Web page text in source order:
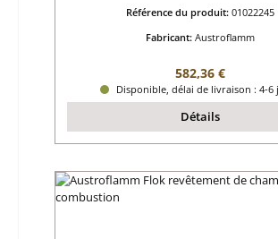
Référence du produit: 01022245
Fabricant: Austroflamm
Prix régulier :
582,36 €
Disponible, délai de livraison : 4-6
Détails